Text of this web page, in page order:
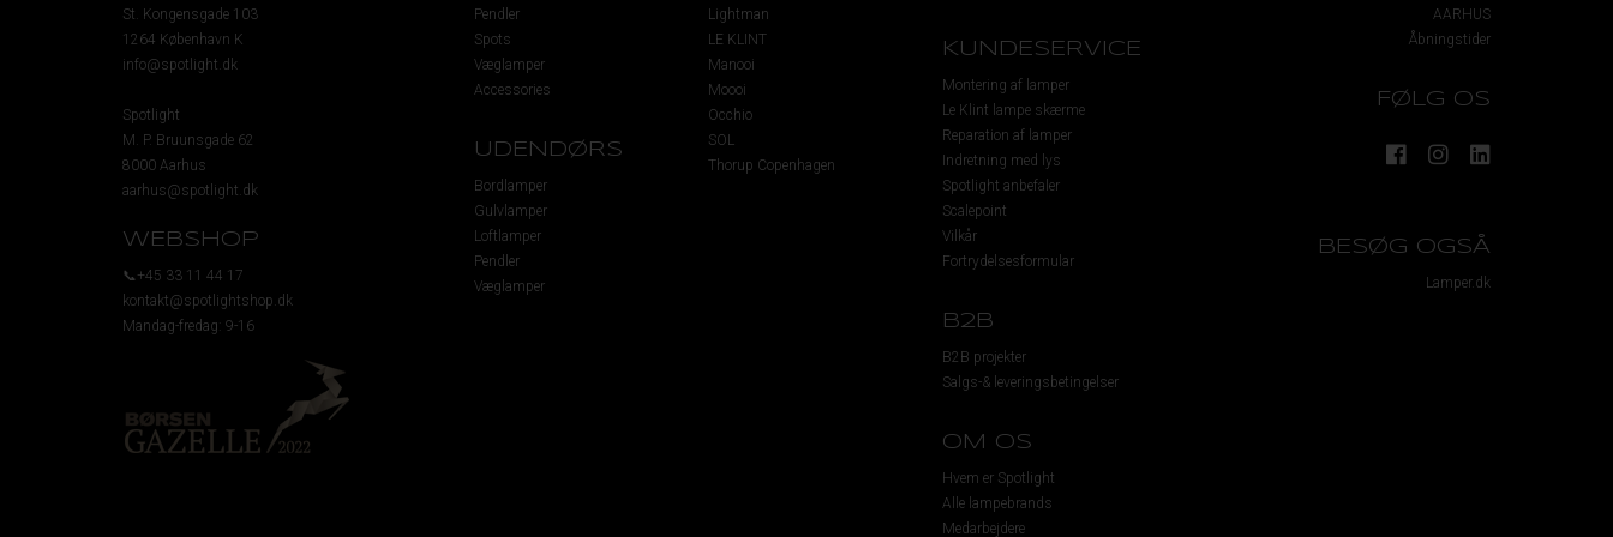
St. Kongensgade 103
1264 København K
info@spotlight.dk
Spotlight
M. P. Bruunsgade 62
8000 Aarhus
aarhus@spotlight.dk
WEBSHOP
📞+45 33 11 44 17
kontakt@spotlightshop.dk
Mandag-fredag: 9-16
Pendler
Spots
Væglamper
Accessories
UDENDØRS
Bordlamper
Gulvlamper
Loftlamper
Pendler
Væglamper
Lightman
LE KLINT
Manooi
Moooi
Occhio
SOL
Thorup Copenhagen
KUNDESERVICE
Montering af lamper
Le Klint lampe skærme
Reparation af lamper
Indretning med lys
Spotlight anbefaler
Scalepoint
Vilkår
Fortrydelsesformular
B2B
B2B projekter
Salgs-& leveringsbetingelser
OM OS
Hvem er Spotlight
Alle lampebrands
Medarbejdere
AARHUS
Åbningstider
FØLG OS
BESØG OGSÅ
Lamper.dk